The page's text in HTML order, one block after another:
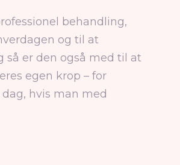
behandling,
og til at
så er den også med til at
egen krop ­– for
hvis man med